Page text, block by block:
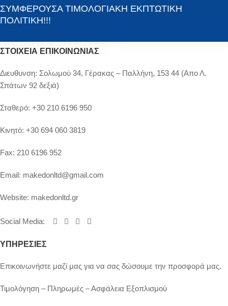
ΣΥΜΦΕΡΟΥΣΑ ΤΙΜΟΛΟΓΙΑΚΗ ΕΚΠΤΩΤΙΚΗ
ΠΟΛΙΤΙΚΗ!!!
ΣΤΟΙΧΕΊΑ ΕΠΙΚΟΙΝΩΝΊΑΣ
Διευθυνση: Σολωμού 34, Γέρακας – Παλλήνη, 153 44 (Απο Λ.
Σπάτων 92 δεξιά)
Σταθερό: +30 210 6196 950
Κινητό: +30 694 060 3819
Fax: 210 6196 952
Email: makedonltd@gmail.com
Website: makedonltd.gr
Social Media:
ΥΠΗΡΕΣΙΕΣ
Επικοινωνήστε μαζί μας για να σας δώσουμε την προσφορά μας.
Τιμολόγηση – Πληρωμές – Ασφάλεια Εξοπλισμού